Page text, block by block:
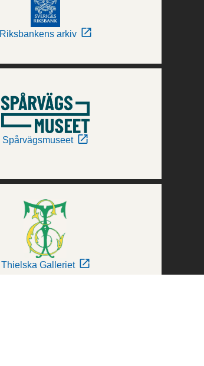
Riksbankens arkiv
Spårvägsmuseet
Thielska Galleriet